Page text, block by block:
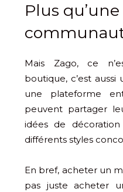
Plus
Mais Zago, ce
boutique, c’est
une plateforme
peuvent partager
idées de
différents styles
En bref, acheter un
pas juste acheter